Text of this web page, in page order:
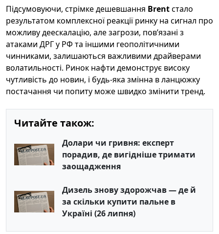
Підсумовуючи, стрімке дешевшання Brentстало
результатом комплексної реакції ринку на сигнал про
можливу деескалацію, але загрози, пов’язані з
атаками ДРГ у РФ та іншими геополітичними
чинниками, залишаються важливими драйверами
волатильності. Ринок нафти демонструє високу
чутливість до новин, і будь-яка змінна в ланцюжку
постачання чи попиту може швидко змінити тренд.
Читайте також:
Долари чи гривня: експерт
порадив, де вигідніше тримати
заощадження
Дизель знову здорожчав — де й
за скільки купити пальне в
Україні (26 липня)